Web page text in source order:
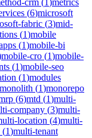
(6)microsoft
fabric (3)mid-
(1)mobile
(1)mobile-bi
mobile-cro (1)mobile-
(1)mobile-seo
(1)modules
monolith (1)monorepo
(6)mtd (1)multi-
company (3)multi-
location (4)multi-
(1)multi-tenant